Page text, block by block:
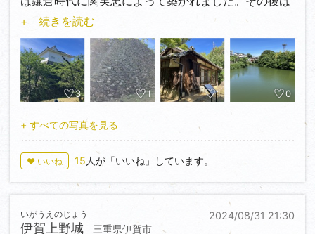
安土桃山時代まで関氏が城主となりましたが、豊臣秀
吉の天下統一をきっかけに岡本良勝が入城し大改築。
関ヶ原合戦後は松平家が城主となりました。江戸時代
には堀尾吉晴が丹波亀山城と間違えてこの城の天守を
解体してしまったということもあり、今は多聞櫓のみ
が残っています。なかなか遺構は残っていて、櫓や櫓
り、一部土塁に改変されています。
またガイドさんに聞くとどうやらここは関所が多く、
多くの人々が江戸時代、このお城のそばを通っていた
そうです。
今回は大手門跡やその他の櫓跡も少しみてみました。
面影はあまりありませんが楽しかったです。
ただ三重櫓跡は時間の都合で行けず😭
+ 続きを読む
3 1 1 0
+ すべての写真を見る
♥ いいね 15人が「いいね」しています。
2024/08/31 21:30
伊賀上野城
いがうえのじょう
三重県伊賀市